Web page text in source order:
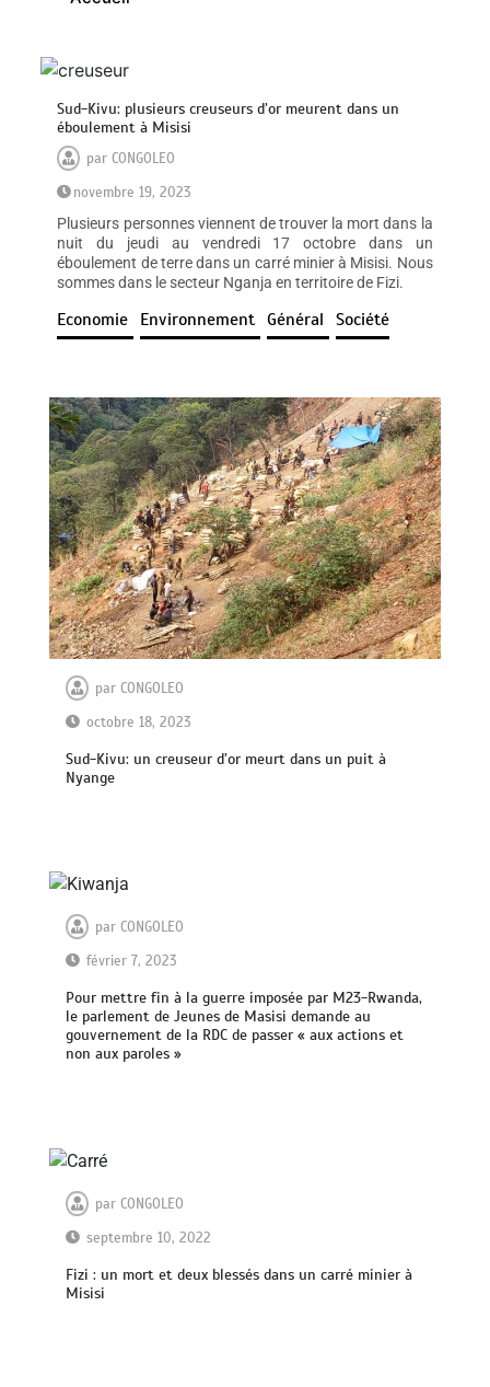
Sud-Kivu: plusieurs creuseurs d’or meurent dans un
éboulement à Misisi
parCONGOLEO
novembre 19, 2023
Plusieurs personnes viennent de trouver la mort dans la
nuit du jeudi au vendredi 17 octobre dans un
éboulement de terre dans un carré minier à Misisi. Nous
sommes dans le secteur Nganja en territoire de Fizi.
Economie Environnement Général Société
parCONGOLEO
octobre 18, 2023
Sud-Kivu: un creuseur d’or meurt dans un puit à
Nyange
parCONGOLEO
février 7, 2023
Pour mettre fin à la guerre imposée par M23-Rwanda,
le parlement de Jeunes de Masisi demande au
gouvernement de la RDC de passer « aux actions et
non aux paroles »
parCONGOLEO
septembre 10, 2022
Fizi : un mort et deux blessés dans un carré minier à
Misisi